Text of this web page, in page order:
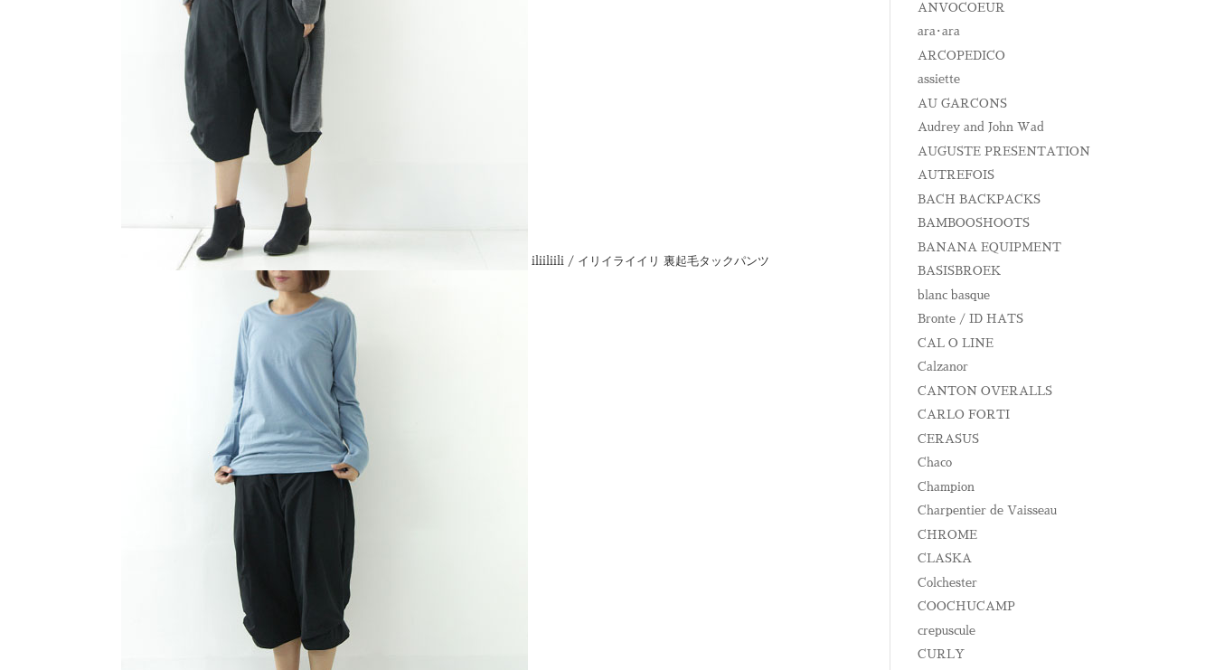
iliiliili / イリイライイリ 裏起毛タックパンツ
ANVOCOEUR
ara･ara
ARCOPEDICO
assiette
AU GARCONS
Audrey and John Wad
AUGUSTE PRESENTATION
AUTREFOIS
BACH BACKPACKS
BAMBOOSHOOTS
BANANA EQUIPMENT
BASISBROEK
blanc basque
Bronte / ID HATS
CAL O LINE
Calzanor
CANTON OVERALLS
CARLO FORTI
CERASUS
Chaco
Champion
Charpentier de Vaisseau
CHROME
CLASKA
Colchester
COOCHUCAMP
crepuscule
CURLY